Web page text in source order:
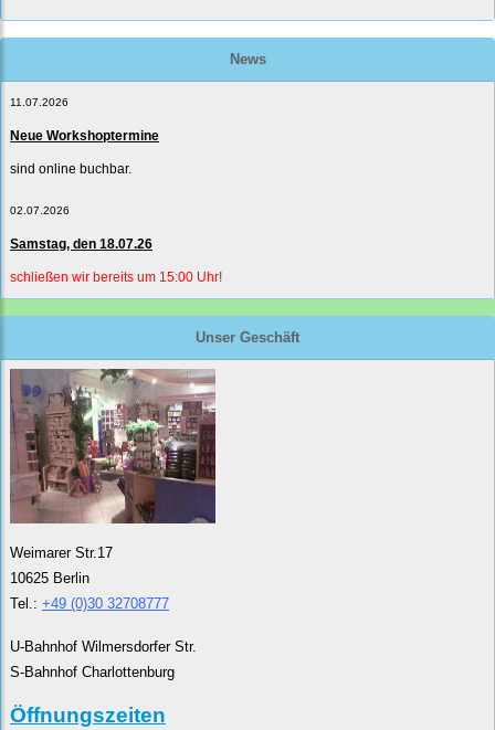
News
11.07.2026
Neue Workshoptermine
sind online buchbar.
02.07.2026
Samstag, den 18.07.26
schließen wir bereits um 15:00 Uhr!
Unser Geschäft
Weimarer Str.17
10625 Berlin
Tel.: +49 (0)30 32708777
U-Bahnhof Wilmersdorfer Str.
S-Bahnhof Charlottenburg
Öffnungszeiten